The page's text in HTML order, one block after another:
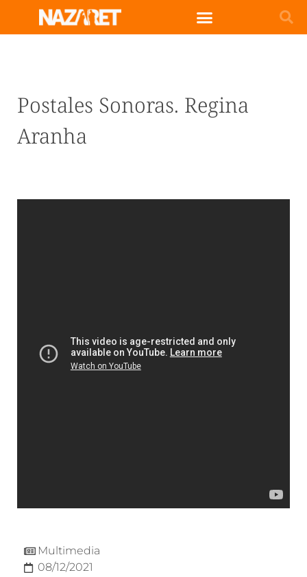
Postales Sonoras. Regina
Aranha
Multimedia
08/12/2021